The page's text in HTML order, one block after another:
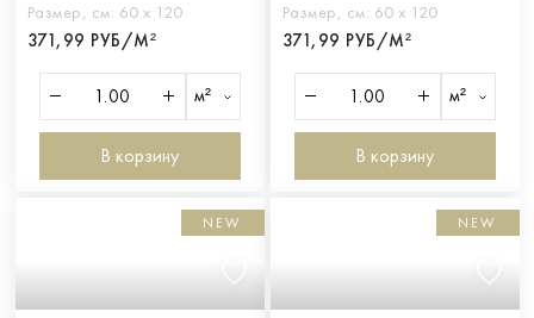
Размер, см: 60 х 120
371,99 РУБ/М²
м²
В корзину
Размер, см: 60 х 120
371,99 РУБ/М²
м²
В корзину
NEW NEW